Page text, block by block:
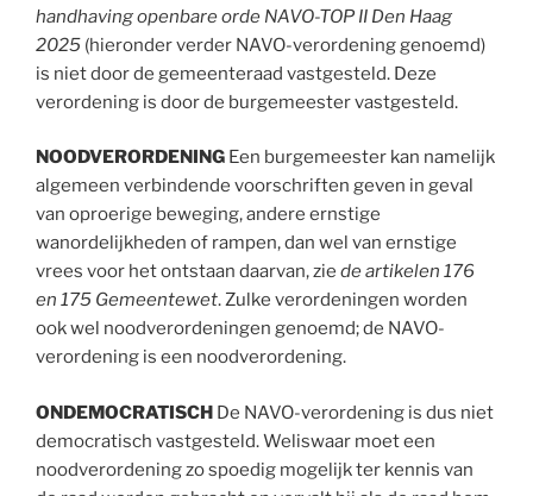
handhaving openbare orde NAVO-TOP II Den Haag
2025 (hieronder verder NAVO-verordening genoemd)
is niet door de gemeenteraad vastgesteld. Deze
verordening is door de burgemeester vastgesteld.
NOODVERORDENING Een burgemeester kan namelijk
algemeen verbindende voorschriften geven in geval
van oproerige beweging, andere ernstige
wanordelijkheden of rampen, dan wel van ernstige
vrees voor het ontstaan daarvan, zie de artikelen 176
en 175 Gemeentewet. Zulke verordeningen worden
ook wel noodverordeningen genoemd; de NAVO-
verordening is een noodverordening.
ONDEMOCRATISCH De NAVO-verordening is dus niet
democratisch vastgesteld. Weliswaar moet een
noodverordening zo spoedig mogelijk ter kennis van